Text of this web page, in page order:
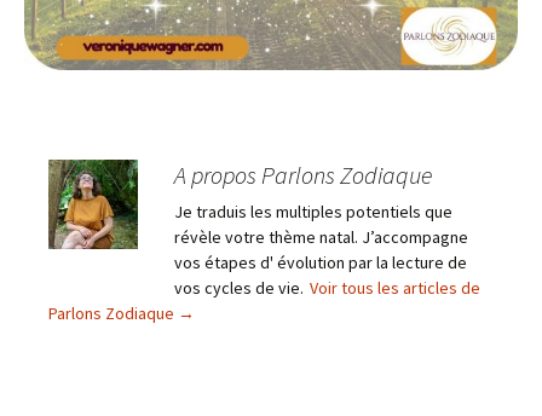
A propos Parlons Zodiaque
Je traduis les multiples potentiels que
révèle votre thème natal. J’accompagne
vos étapes d' évolution par la lecture de
vos cycles de vie. Voir tous les articles de
Parlons Zodiaque →